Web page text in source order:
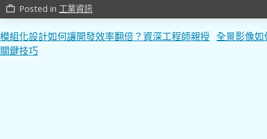
work_outline Posted in 工業資訊
文
章
模組化設計如何讓開發效率翻倍？資深工程師親授
關鍵技巧
全景影像